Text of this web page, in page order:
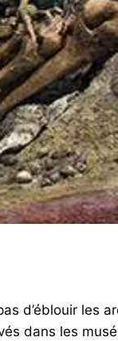
d’éblouir les
dans les